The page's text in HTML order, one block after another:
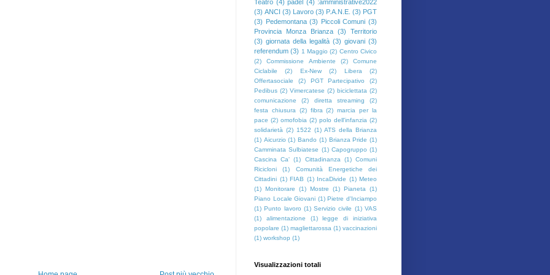
Teatro (4) padel (4) :amministrative2022
(3) ANCI (3) Lavoro (3) P.A.N.E. (3) PGT
(3) Pedemontana (3) Piccoli Comuni (3)
Provincia Monza Brianza (3)
Territorio
(3) giornata della legalità (3) giovani (3)
referendum (3) 1 Maggio (2) Centro Civico
(2)
Commissione Ambiente (2)
Comune
Ciclabile
(2) Ex-New (2) Libera
(2)
Offertasociale
(2) PGT Partecipativo
(2)
Pedibus (2) Vimercatese (2) biciclettata (2)
comunicazione
(2) diretta streaming
(2)
festa chiusura
(2) fibra (2) marcia per la
pace (2) omofobia (2) polo dell'infanzia (2)
solidarietà (2) 1522 (1) ATS della Brianza
(1) Aicurzio (1) Bando (1) Brianza Pride (1)
Camminata Sulbiatese (1) Capogruppo (1)
Cascina Ca' (1) Cittadinanza (1) Comuni
Ricicloni
(1)
Comunità Energetiche dei
Cittadini (1) FIAB (1) IncaDivide (1) Meteo
(1) Monitorare (1) Mostre (1) Pianeta
(1)
Piano Locale Giovani (1) Pietre d'Inciampo
(1) Punto lavoro (1) Servizio civile (1) VAS
(1)
alimentazione (1)
legge di iniziativa
popolare (1) magliettarossa (1) vaccinazioni
(1) workshop (1)
Visualizzazioni totali